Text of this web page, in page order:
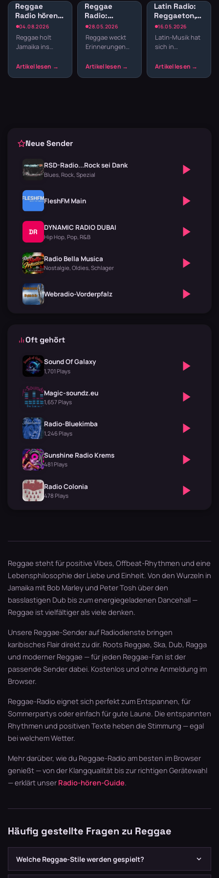
04.08.2026
Reggae
Radio hören:
Jamaican
Vibes und
Dancehall
Reggae holt
Jamaika ins
Der entspannte
28.05.2026
Reggae
Radio:
Entspannte
Vibes von
Bob Marley
bis Dancehall
Reggae weckt
Erinnerungen
Sonne – auch
16.05.2026
Latin Radio:
Reggaeton,
Salsa und
Bachata
online hören
Latin-Musik hat
sich in
etabliert. Von
Neue Sender
RSD-Radio...Rock sei Dank
Blues, Rock, Spezial
FleshFM Main
DR DYNAMIC RADIO DUBAI
Hip Hop, Pop, R&B
Radio Bella Musica
Nostalgie, Oldies, Schlager
Webradio-Vorderpfalz
Oft gehört
Sound Of Galaxy
1,701 Plays
Magic-soundz.eu
1,657 Plays
Radio-Bluekimba
1,246 Plays
Sunshine Radio Krems
481 Plays
Radio Colonia
478 Plays
Reggae steht für positive Vibes, Offbeat-Rhythmen und eine
Lebensphilosophie der Liebe und Einheit. Von den Wurzeln in
Jamaika mit Bob Marley und Peter Tosh über den
basslastigen Dub bis zum energiegeladenen Dancehall —
Reggae ist vielfältiger als viele denken.
Unsere Reggae-Sender auf Radiodienste bringen
karibisches Flair direkt zu dir. Roots Reggae, Ska, Dub, Ragga
und moderner Reggae — für jeden Reggae-Fan ist der
passende Sender dabei. Kostenlos und ohne Anmeldung im
Browser.
Reggae-Radio eignet sich perfekt zum Entspannen, für
Sommerpartys oder einfach für gute Laune. Die entspannten
Rhythmen und positiven Texte heben die Stimmung — egal
bei welchem Wetter.
Mehr darüber, wie du Reggae-Radio am besten im Browser
genießt — von der Klangqualität bis zur richtigen Gerätewahl
— erklärt unser Radio-hören-Guide.
Häufig gestellte Fragen zu Reggae
Welche Reggae-Stile werden gespielt?